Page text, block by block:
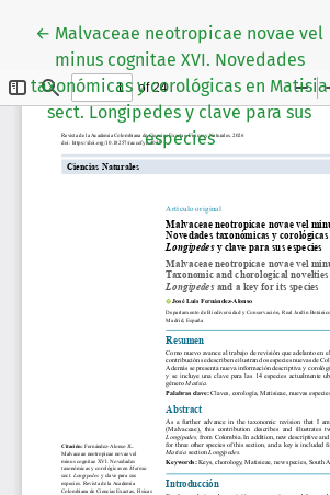
← Volver a los detalles del artículo
Malvaceae neotropicae novae vel
minus cognitae XVI. Novedades
taxonómicas y corológicas en Matisia
sect. Longipedes y clave para sus
especies